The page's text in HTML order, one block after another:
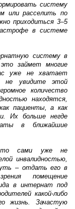
систему
или расселить по
приходиться 3–5
в системе
систему в
займет многие
уже не хватает
не увидите этой
количество
находятся,
пациенты, а как
Их больше негде
в ближайшие
сами уже не
инвалидностью,
– отдать его в
помещение
в интернат под
какой-либо
жизнь. Зачастую